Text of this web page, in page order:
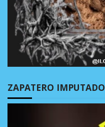
ZAPATERO IMPUTADO